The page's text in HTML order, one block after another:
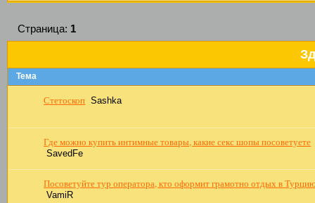
Страница: 1
Тема
Стетоскоп Sashka
Где можно купить интимные товары, какие секс шопы посоветуете
SavedFe
Посоветуйте тур оператора, кто оформит грамотно отдых в
VamiR